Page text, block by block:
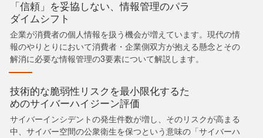
「信頼」を妥協しない、情報管理のパラ
ダイムシフト
企業が消費者の個人情報を扱う機会が増えています。現代の情
報のやりとりにおいて消費者・企業側双方が抱える懸念とその
解消に必要な情報管理の3要素について解説します。
技術的な脆弱性リスクを最小限化するた
めのサイバーハイジーン評価
サイバーインシデントの発生件数が増し、そのリスクが高まる
中、サイバー空間の公衆衛生を保つという意味の「サイバーハ